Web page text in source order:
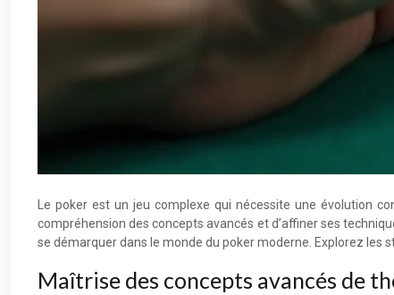
Le poker est un jeu complexe qui nécessite une évolution
compréhension des concepts avancés et d’affiner ses
se démarquer dans le monde du poker moderne. Explorez les
Maîtrise des concepts avancés de